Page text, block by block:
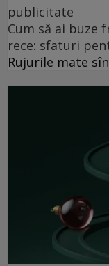
publicitate
Cum să ai buze
rece: sfaturi
Rujurile mate